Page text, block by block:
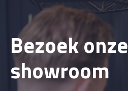
Bezoek onze
showroom